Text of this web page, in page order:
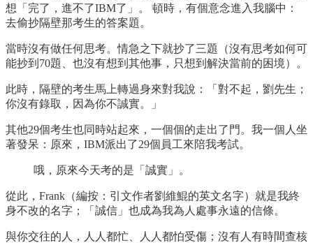
想「完了，進不了IBM了」。 頓時，有個意念進入我腦中：
去偷抄隔壁那考生的答案題。
當時沒有做任何思考。情急之下就抄了三題（沒有思考如何可
能抄到70題、也沒有想到其他事，只想到解決當前的困境）。
此時，隔壁的考生馬上轉過身來對我說：「對不起，劉先生；
你沒有錄取，因為你不誠實。」
其他29個考生也同時站起來，一個個的走出了門。我一個人坐
著發呆：原來，IBM派出了29個員工來陪我考試。
哦，原來今天考的是「誠實」。
從此，Frank（編按：引文作者劉維鯤的英文名字）就是我終
身不改的名字；「誠信」也成為我為人處事永遠的信條。
與你交往的人，人人都忙、人人都怕受傷；沒有人有時間查核